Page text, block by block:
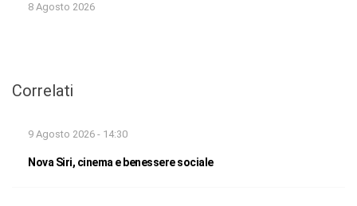
8 Agosto 2026
Correlati
9 Agosto 2026 - 14:30
Nova Siri, cinema e benessere sociale